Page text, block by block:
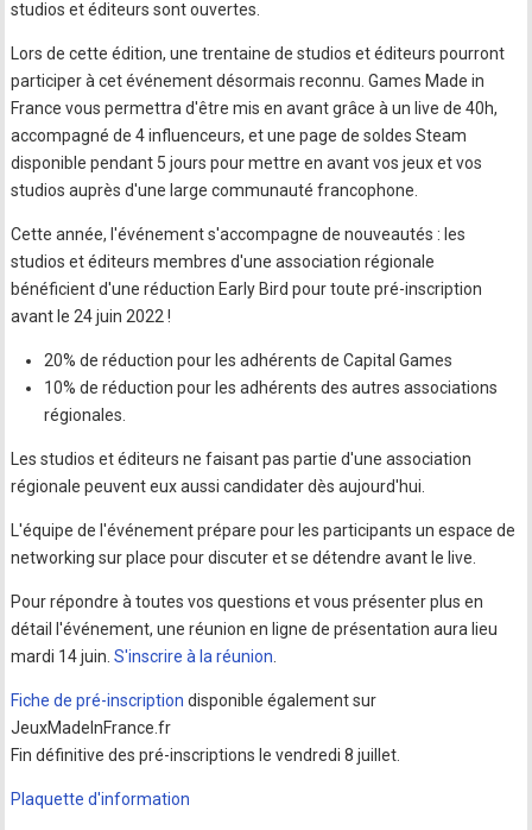
studios et éditeurs sont ouvertes.
Lors de cette édition, une trentaine de studios et éditeurs pourront
participer à cet événement désormais reconnu. Games Made in
France vous permettra d'être mis en avant grâce à un live de 40h,
accompagné de 4 influenceurs, et une page de soldes Steam
disponible pendant 5 jours pour mettre en avant vos jeux et vos
studios auprès d'une large communauté francophone.
Cette année, l'événement s'accompagne de nouveautés : les
studios et éditeurs membres d'une association régionale
bénéficient d'une réduction Early Bird pour toute pré-inscription
avant le 24 juin 2022 !
20% de réduction pour les adhérents de Capital Games
10% de réduction pour les adhérents des autres associations
régionales.
Les studios et éditeurs ne faisant pas partie d'une association
régionale peuvent eux aussi candidater dès aujourd'hui.
L'équipe de l'événement prépare pour les participants un espace de
networking sur place pour discuter et se détendre avant le live.
Pour répondre à toutes vos questions et vous présenter plus en
détail l'événement, une réunion en ligne de présentation aura lieu
mardi 14 juin.S'inscrire à la réunion.
Fiche de pré-inscription disponible également sur
JeuxMadeInFrance.fr
Fin définitive des pré-inscriptions le vendredi 8 juillet.
Plaquette d'information